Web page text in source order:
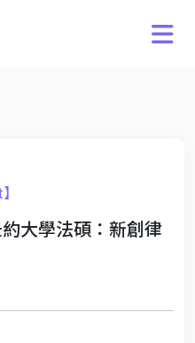
約大學法碩：新創律